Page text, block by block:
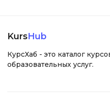
KursHub
КурсХаб - это каталог
образовательных услуг.